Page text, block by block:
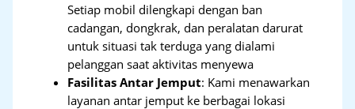
Setiap mobil dilengkapi dengan ban
cadangan, dongkrak, dan peralatan darurat
untuk situasi tak terduga yang dialami
pelanggan saat aktivitas menyewa
Fasilitas Antar Jemput: Kami menawarkan
layanan antar jemput ke berbagai lokasi